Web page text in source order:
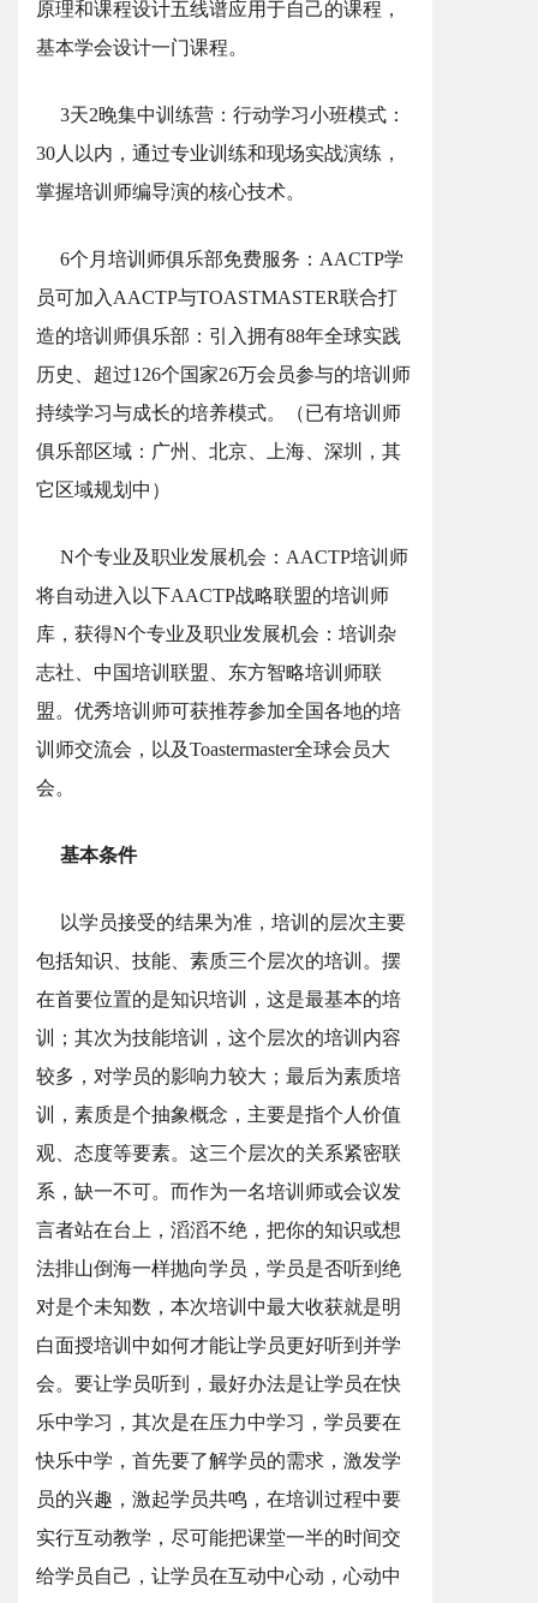
原理和课程设计五线谱应用于自己的课程，
基本学会设计一门课程。
3天2晚集中训练营：行动学习小班模式：
30人以内，通过专业训练和现场实战演练，
掌握培训师编导演的核心技术。
6个月培训师俱乐部免费服务：AACTP学
员可加入AACTP与TOASTMASTER联合打
造的培训师俱乐部：引入拥有88年全球实践
历史、超过126个国家26万会员参与的培训师
持续学习与成长的培养模式。（已有培训师
俱乐部区域：广州、北京、上海、深圳，其
它区域规划中）
N个专业及职业发展机会：AACTP培训师
将自动进入以下AACTP战略联盟的培训师
库，获得N个专业及职业发展机会：培训杂
志社、中国培训联盟、东方智略培训师联
盟。优秀培训师可获推荐参加全国各地的培
训师交流会，以及Toastermaster全球会员大
会。
基本条件
以学员接受的结果为准，培训的层次主要
包括知识、技能、素质三个层次的培训。摆
在首要位置的是知识培训，这是最基本的培
训；其次为技能培训，这个层次的培训内容
较多，对学员的影响力较大；最后为素质培
训，素质是个抽象概念，主要是指个人价值
观、态度等要素。这三个层次的关系紧密联
系，缺一不可。而作为一名培训师或会议发
言者站在台上，滔滔不绝，把你的知识或想
法排山倒海一样抛向学员，学员是否听到绝
对是个未知数，本次培训中最大收获就是明
白面授培训中如何才能让学员更好听到并学
会。要让学员听到，最好办法是让学员在快
乐中学习，其次是在压力中学习，学员要在
快乐中学，首先要了解学员的需求，激发学
员的兴趣，激起学员共鸣，在培训过程中要
实行互动教学，尽可能把课堂一半的时间交
给学员自己，让学员在互动中心动，心动中